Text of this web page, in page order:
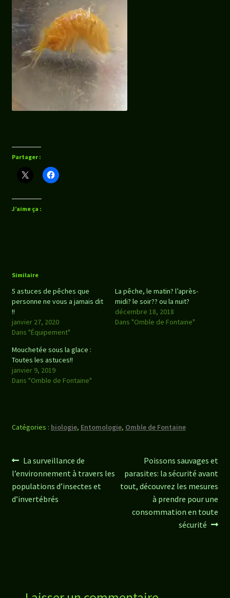
Partager :
J’aime ça :
Similaire
5 astuces de pêches que
personne ne vous a jamais dit
!!
janvier 27, 2020
Dans "Équipement"
La pêche, le matin? l’après-
midi? le soir?? ou la nuit?
décembre 18, 2018
Dans "Omble de Fontaine"
Mouchetée sous la glace :
Toutes les astuces!!
janvier 9, 2019
Dans "Omble de Fontaine"
Catégories : biologie, Entomologie, Omble de Fontaine
Navigation
de
l’article
Article
précédent :
La surveillance de
l’environnement à travers les
populations d’insectes et
d’invertébrés
Article
suivant :
Poissons sauvages et
parasites: la sécurité avant
tout, découvrez les mesures
à prendre pour une
consommation en toute
sécurité